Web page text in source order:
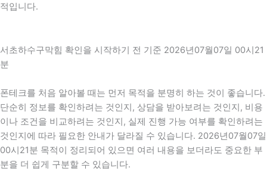
적입니다.
서초하수구막힘 확인을 시작하기 전 기준 2026년07월07일 00시21
분
폰테크를 처음 알아볼 때는 먼저 목적을 분명히 하는 것이 좋습니다.
단순히 정보를 확인하려는 것인지, 상담을 받아보려는 것인지, 비용
이나 조건을 비교하려는 것인지, 실제 진행 가능 여부를 확인하려는
것인지에 따라 필요한 안내가 달라질 수 있습니다. 2026년07월07일
00시21분 목적이 정리되어 있으면 여러 내용을 보더라도 중요한 부
분을 더 쉽게 구분할 수 있습니다.